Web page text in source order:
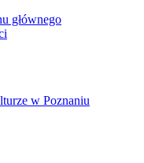
głównego
w Poznaniu